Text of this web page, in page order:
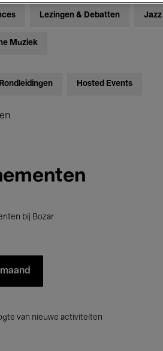
Lezingen & Debatten Jazz
Muziek
Rondleidingen Hosted Events
bij Bozar
van nieuwe activiteiten